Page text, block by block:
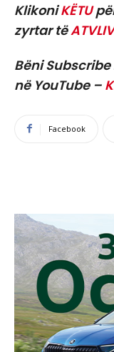
KlikoniKËTU
zyrtar të
Bëni
në YouTube –
Facebook